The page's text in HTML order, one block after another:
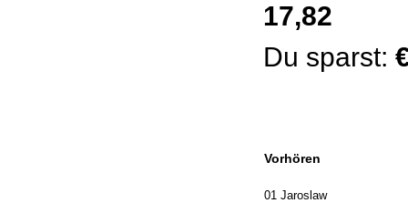
17,82
Du sparst:
Vorhören
01 Jaroslaw